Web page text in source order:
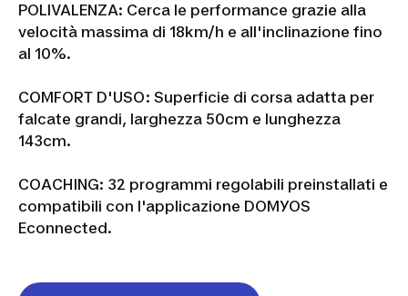
POLIVALENZA: Cerca le performance grazie alla
velocità massima di 18km/h e all'inclinazione fino
al 10%.
COMFORT D'USO: Superficie di corsa adatta per
falcate grandi, larghezza 50cm e lunghezza
143cm.
COACHING: 32 programmi regolabili preinstallati e
compatibili con l'applicazione DOMYOS
Econnected.